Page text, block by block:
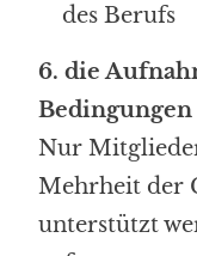
des Berufs
6. die
Bedingungen
Nur
Mehrheit der
unterstützt